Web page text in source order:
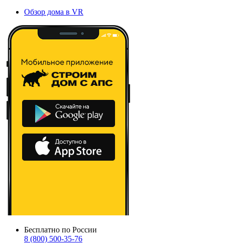
Обзор дома в VR
Бесплатно по России
8 (800) 500-35-76